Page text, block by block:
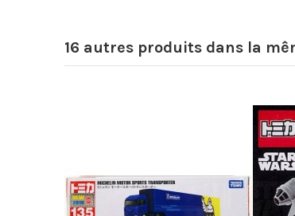
16 autres produits dans la